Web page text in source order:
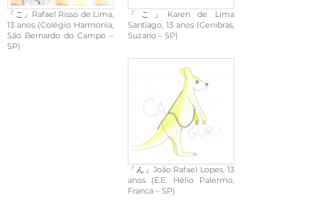
「こ」Rafael Risso de Lima,
13 anos (Colégio Harmonia,
São Bernardo do Campo –
SP)
「こ」Karen de Lima
Santiago, 13 anos (Cenibras,
Suzano – SP)
「ん」João Rafael Lopes, 13
anos (E.E. Hélio Palermo,
Franca – SP)